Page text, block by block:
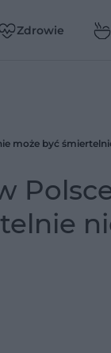
Zdrowie
może być